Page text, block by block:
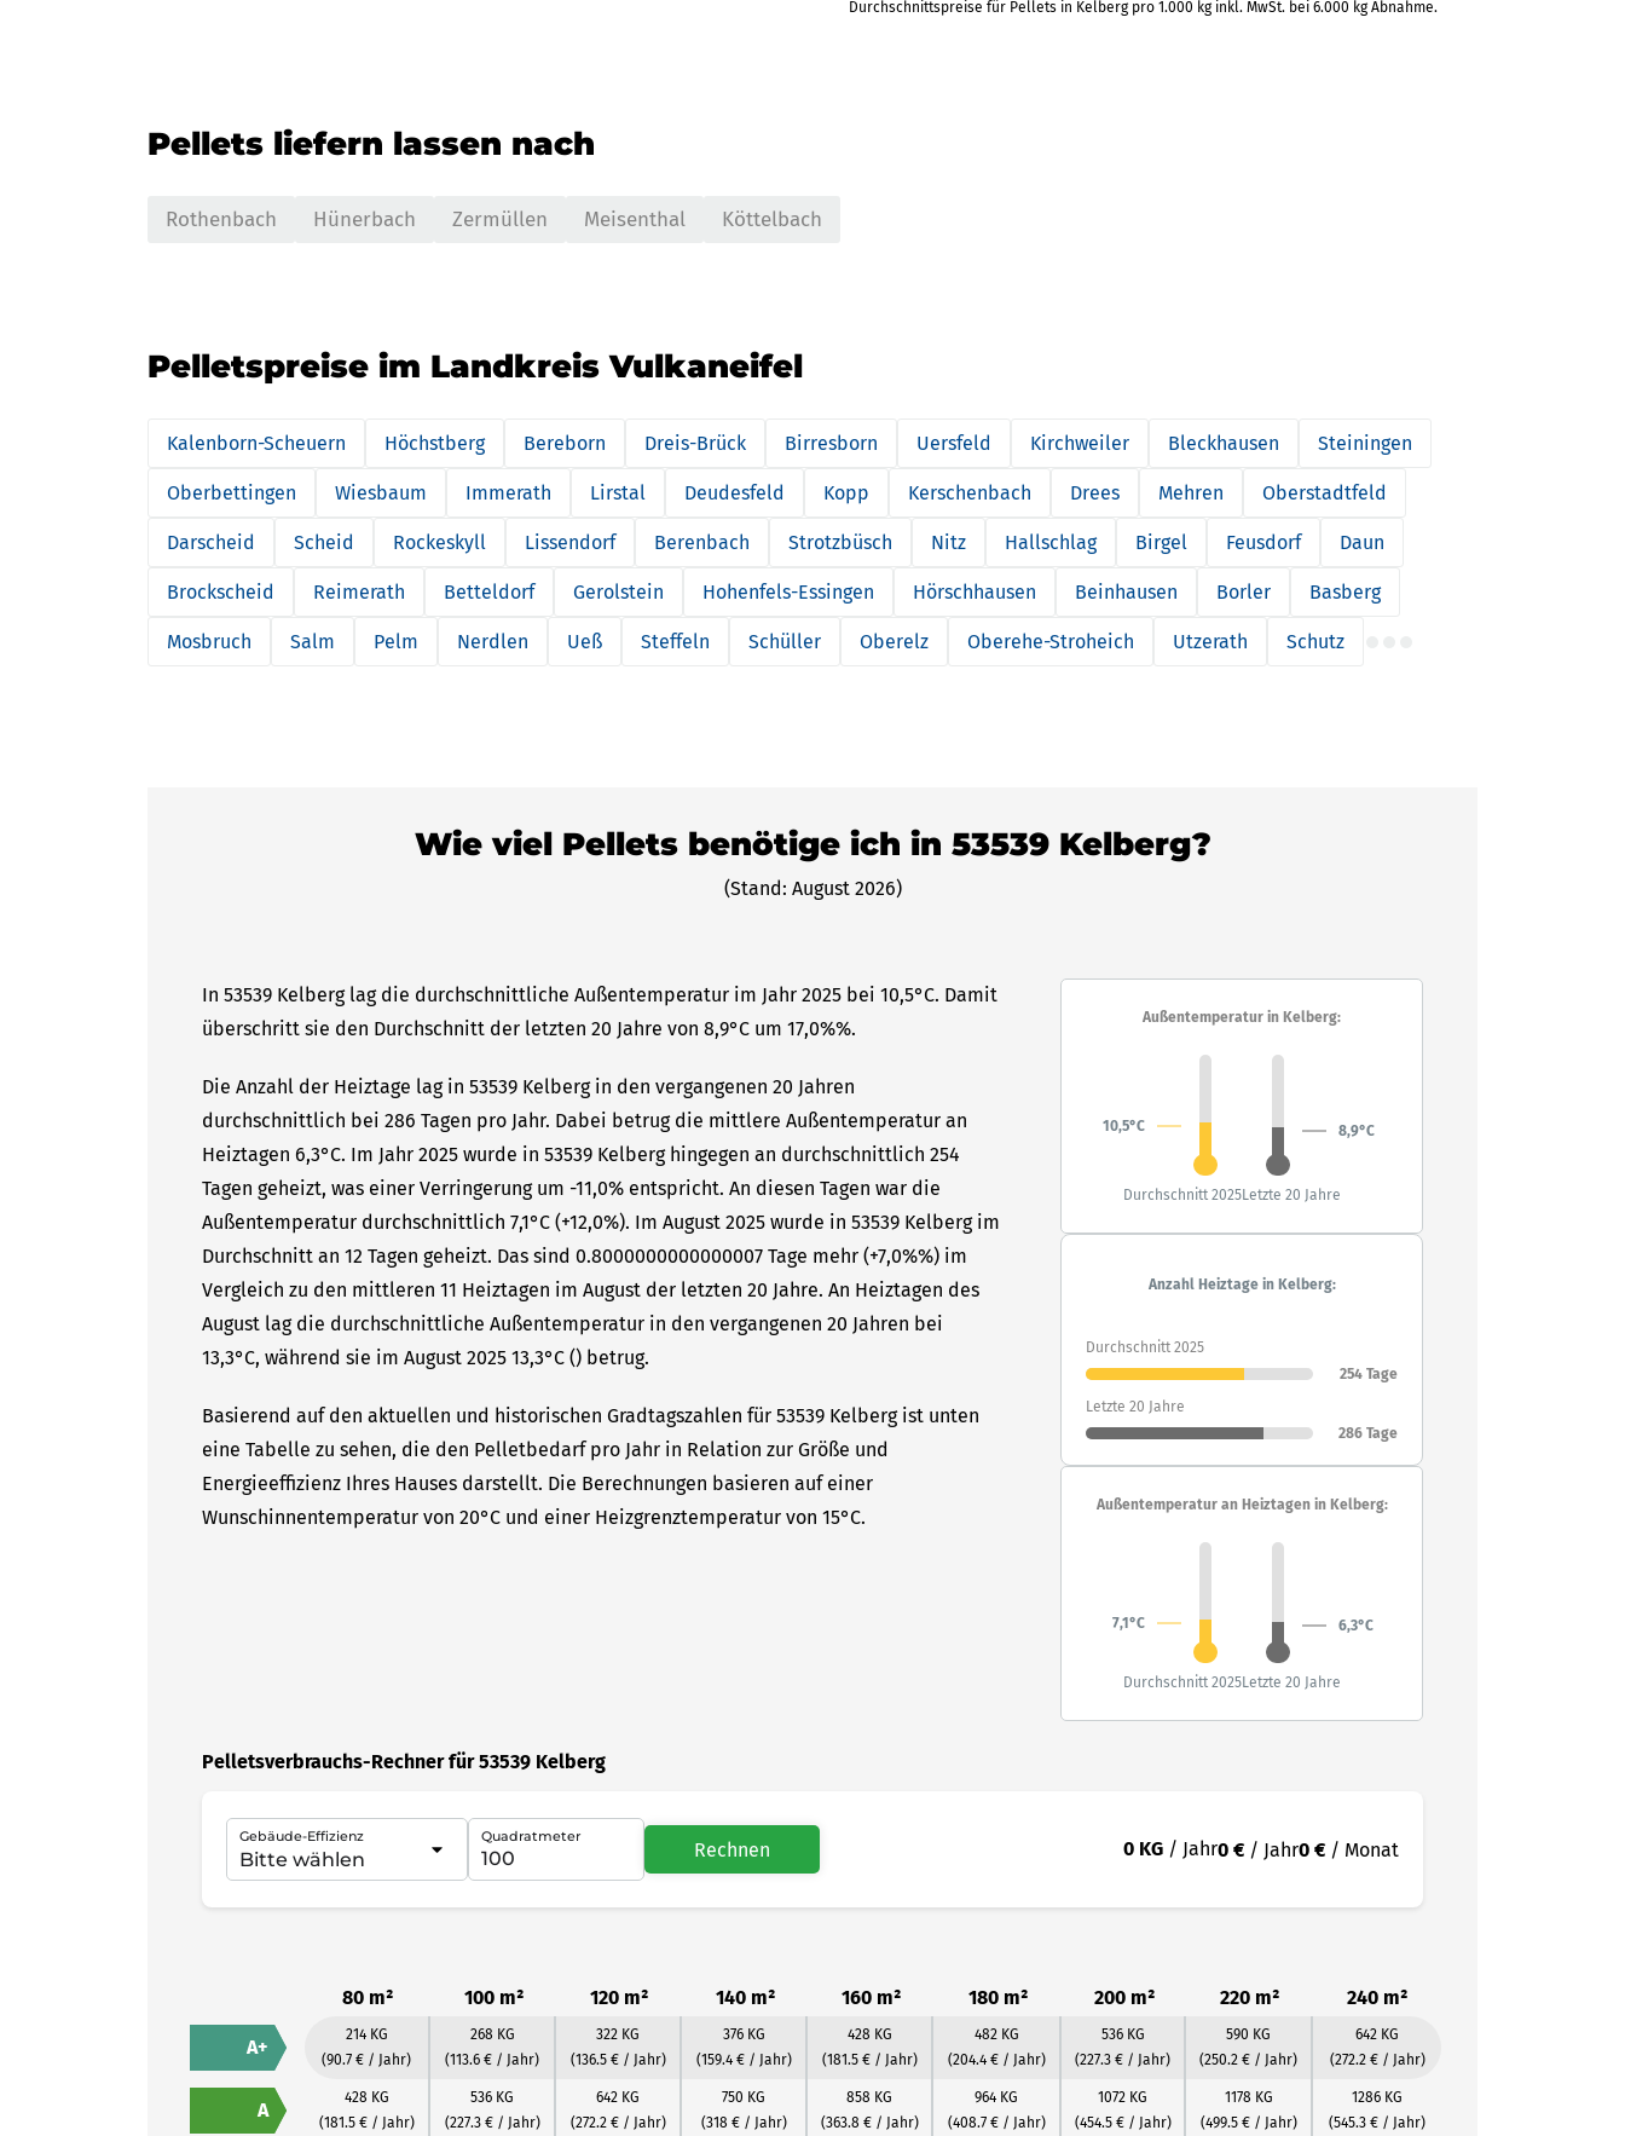
Durchschnittspreise für Pellets in Kelberg pro 1.000 kg inkl. MwSt. bei 6.000 kg Abnahme.
Pellets liefern lassen nach
Rothenbach Hünerbach Zermüllen Meisenthal Köttelbach
Pelletspreise im Landkreis Vulkaneifel
Kalenborn-Scheuern Höchstberg Bereborn Dreis-Brück Birresborn Uersfeld Kirchweiler Bleckhausen Steiningen
Oberbettingen Wiesbaum Immerath Lirstal Deudesfeld Kopp Kerschenbach Drees Mehren Oberstadtfeld
Darscheid Scheid Rockeskyll Lissendorf Berenbach Strotzbüsch Nitz Hallschlag Birgel Feusdorf Daun
Brockscheid Reimerath Betteldorf Gerolstein Hohenfels-Essingen Hörschhausen Beinhausen Borler Basberg
Mosbruch Salm Pelm Nerdlen Ueß Steffeln Schüller Oberelz Oberehe-Stroheich Utzerath Schutz
Wie viel Pellets benötige ich in 53539 Kelberg?
(Stand: August 2026)
In 53539 Kelberg lag die durchschnittliche Außentemperatur im Jahr 2025 bei 10,5°C. Damit
überschritt sie den Durchschnitt der letzten 20 Jahre von 8,9°C um 17,0%%.
Die Anzahl der Heiztage lag in 53539 Kelberg in den vergangenen 20 Jahren
durchschnittlich bei 286 Tagen pro Jahr. Dabei betrug die mittlere Außentemperatur an
Heiztagen 6,3°C. Im Jahr 2025 wurde in 53539 Kelberg hingegen an durchschnittlich 254
Tagen geheizt, was einer Verringerung um -11,0% entspricht. An diesen Tagen war die
Außentemperatur durchschnittlich 7,1°C (+12,0%). Im August 2025 wurde in 53539 Kelberg im
Durchschnitt an 12 Tagen geheizt. Das sind 0.8000000000000007 Tage mehr (+7,0%%) im
Vergleich zu den mittleren 11 Heiztagen im August der letzten 20 Jahre. An Heiztagen des
August lag die durchschnittliche Außentemperatur in den vergangenen 20 Jahren bei
13,3°C, während sie im August 2025 13,3°C () betrug.
Basierend auf den aktuellen und historischen Gradtagszahlen für 53539 Kelberg ist unten
eine Tabelle zu sehen, die den Pelletbedarf pro Jahr in Relation zur Größe und
Energieeffizienz Ihres Hauses darstellt. Die Berechnungen basieren auf einer
Wunschinnentemperatur von 20°C und einer Heizgrenztemperatur von 15°C.
Außentemperatur in Kelberg:
10,5°C 8,9°C
Durchschnitt 2025Letzte 20 Jahre
Anzahl Heiztage in Kelberg:
Durchschnitt 2025
254 Tage
Letzte 20 Jahre
286 Tage
Außentemperatur an Heiztagen in Kelberg:
7,1°C 6,3°C
Durchschnitt 2025Letzte 20 Jahre
Pelletsverbrauchs-Rechner für 53539 Kelberg
Gebäude-Effizienz Quadratmeter
Rechnen 0 KG / Jahr0 € / Jahr0 € / Monat
80 m² 100 m² 120 m² 140 m² 160 m² 180 m² 200 m² 220 m² 240 m²
A+
214 KG
(90.7 € / Jahr)
268 KG
(113.6 € / Jahr)
322 KG
(136.5 € / Jahr)
376 KG
(159.4 € / Jahr)
428 KG
(181.5 € / Jahr)
482 KG
(204.4 € / Jahr)
536 KG
(227.3 € / Jahr)
590 KG
(250.2 € / Jahr)
642 KG
(272.2 € / Jahr)
A
428 KG
(181.5 € / Jahr)
536 KG
(227.3 € / Jahr)
642 KG
(272.2 € / Jahr)
750 KG
(318 € / Jahr)
858 KG
(363.8 € / Jahr)
964 KG
(408.7 € / Jahr)
1072 KG
(454.5 € / Jahr)
1178 KG
(499.5 € / Jahr)
1286 KG
(545.3 € / Jahr)